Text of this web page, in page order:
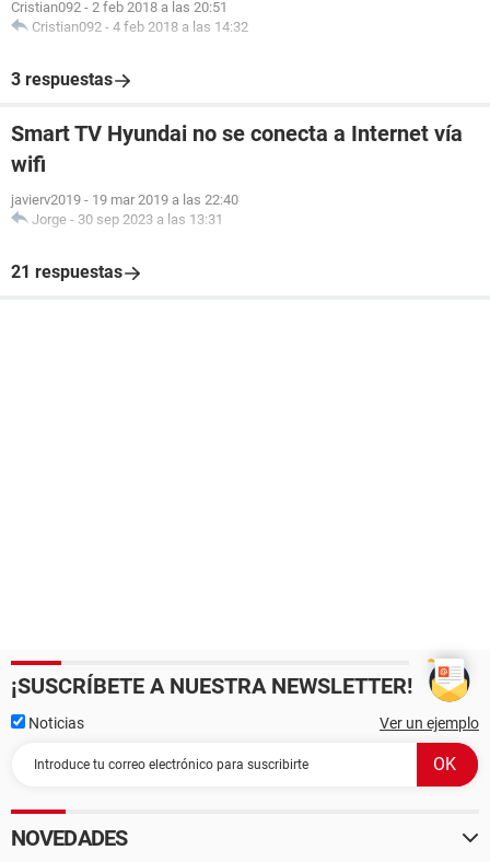
Cristian092 - 2 feb 2018 a las 20:51
Cristian092 - 4 feb 2018 a las 14:32
3 respuestas
Smart TV Hyundai no se conecta a Internet vía
wifi
javierv2019 - 19 mar 2019 a las 22:40
Jorge - 30 sep 2023 a las 13:31
21 respuestas
¡SUSCRÍBETE A NUESTRA NEWSLETTER!
Noticias Ver un ejemplo
NOVEDADES